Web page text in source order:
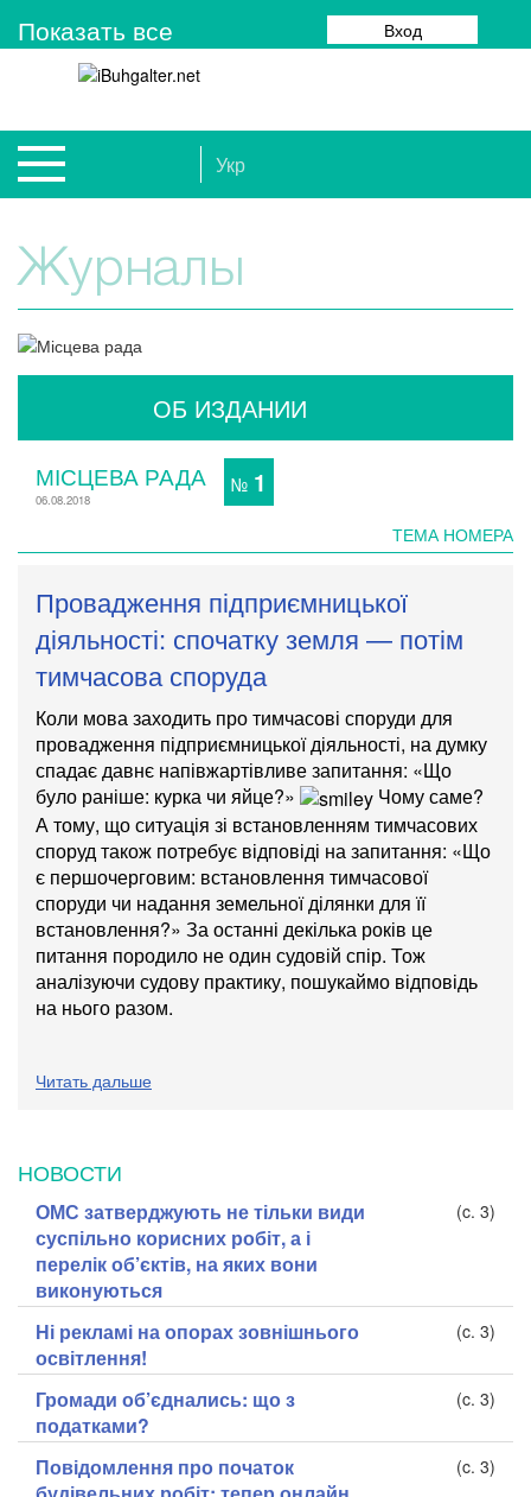
Показать все Вход
Укр
Журналы
ОБ ИЗДАНИИ
МІСЦЕВА РАДА
06.08.2018
№ 1
ТЕМА НОМЕРА
Провадження підприємницької
діяльності: спочатку земля — потім
тимчасова споруда
Коли мова заходить про тимчасові споруди для
провадження підприємницької діяльності, на думку
спадає давнє напівжартівливе запитання: «Що
було раніше: курка чи яйце?»
​ Чому саме?
А тому, що ситуація зі встановленням тимчасових
споруд також потребує відповіді на запитання: «Що
є першочерговим: встановлення тимчасової
споруди чи надання земельної ділянки для її
встановлення?» За останні декілька років це
питання породило не один судовій спір. Тож
аналізуючи судову практику, пошукаймо відповідь
на нього разом.
Читать дальше
НОВОСТИ
ОМС затверджують не тільки види
суспільно корисних робіт, а і
перелік об’єктів, на яких вони
виконуються
(c. 3)
Ні рекламі на опорах зовнішнього
освітлення!
(c. 3)
Громади об’єднались: що з
податками?
(c. 3)
Повідомлення про початок
(c. 3)